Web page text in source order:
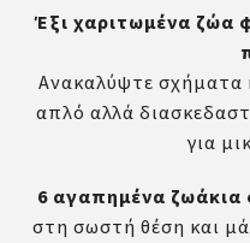
Έξι χαριτωμένα ζώα
Ανακαλύψτε σχήματα
απλό αλλά
για
6 αγαπημένα ζωάκια
στη σωστή θέση και